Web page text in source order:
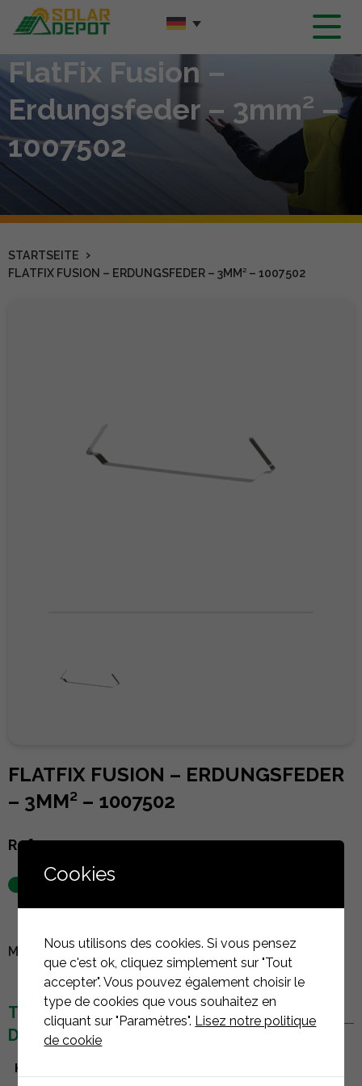
Hauptinhalt
FlatFix Fusion –
Erdungsfeder – 3mm² –
1007502
STARTSEITE ›
FLATFIX FUSION – ERDUNGSFEDER – 3MM² – 1007502
FLATFIX FUSION – ERDUNGSFEDER
– 3MM² – 1007502
Referenz :1007502
auf Lager
MELDEN SIE SICH AN, UM DEN PREIS ZU SEHEN
TECHNISCHE
DETAILS
Hersteller
Cookies
Nous utilisons des cookies. Si vous pensez
que c'est ok, cliquez simplement sur "Tout
accepter". Vous pouvez également choisir le
type de cookies que vous souhaitez en
cliquant sur "Paramètres". Lisez notre politique
de cookie